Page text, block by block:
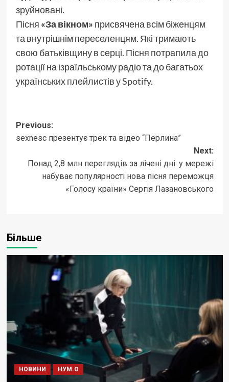
зруйновані.
Пісня «За вікном» присвячена всім біженцям
та внутрішнім переселенцям. Які тримають
свою батьківщину в серці. Пісня потрапила до
ротації на ізраїльському радіо та до багатьох
українських плейлистів уSpotify.
Post
navigation
Previous:
sexnesc презентує трек та відео “Перлина”
Next:
Понад 2,8 млн переглядів за лічені дні: у мережі
набуває популярності нова пісня переможця
«Голосу країни» Сергія Лазановського
Більше
НОВИНИ НУМ.О